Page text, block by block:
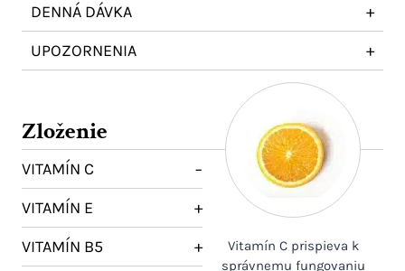
DENNÁ DÁVKA
+
UPOZORNENIA
+
Zloženie
VITAMÍN C
−
VITAMÍN E
+
VITAMÍN B5
+
Vitamín C prispieva k
správnemu fungovaniu